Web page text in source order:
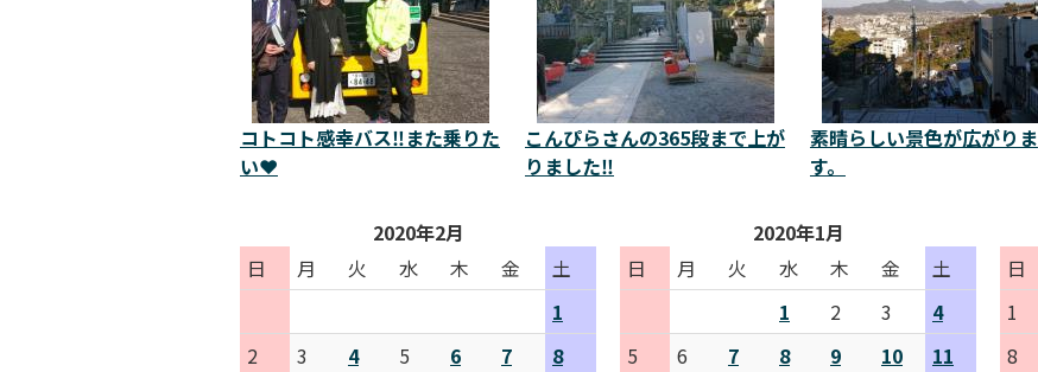
コトコト感幸バス‼️また乗りた
い❤️
こんぴらさんの365段まで上が
りました‼️
素晴らしい景色が広がりま
す。
2020年2月
日
月 火 水 木 金
土
1
2
3 4 5 6 7
8
2020年1月
日
月 火 水 木 金
土
1
2 3
4
5
6 7 8 9 10
11
日
1
8